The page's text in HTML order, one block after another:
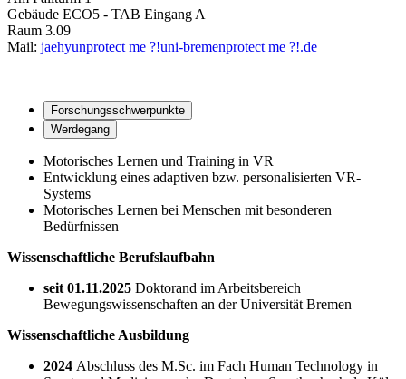
Gebäude ECO5 - TAB Eingang A
Raum 3.09
Mail: jaehyunprotect me ?!uni-bremenprotect me ?!.de
Forschungsschwerpunkte
Werdegang
Motorisches Lernen und Training in VR
Entwicklung eines adaptiven bzw. personalisierten VR-
Systems
Motorisches Lernen bei Menschen mit besonderen
Bedürfnissen
Wissenschaftliche Berufslaufbahn
seit 01.11.2025 Doktorand im Arbeitsbereich
Bewegungswissenschaften an der Universität Bremen
Wissenschaftliche Ausbildung
2024 Abschluss des M.Sc. im Fach Human Technology in